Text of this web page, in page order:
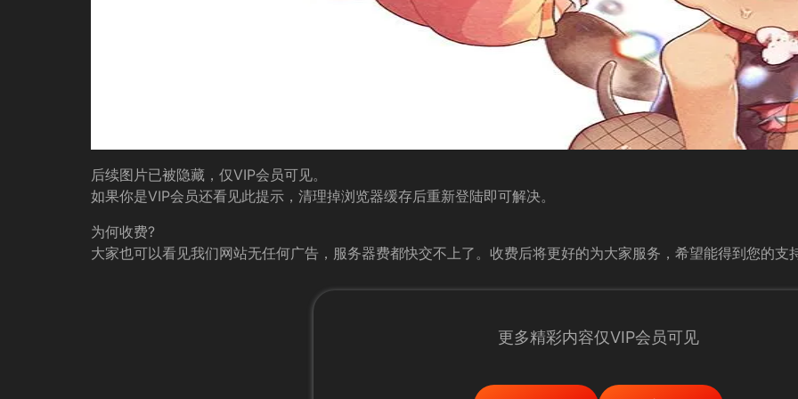
后续图片已被隐藏，仅VIP会员可见。
如果你是VIP会员还看见此提示，清理掉浏览器缓存后重新登陆即可解决。
为何收费?
大家也可以看见我们网站无任何广告，服务器费都快交不上了。收费后将更好的为大家服务，希望能得到您的支
更多精彩内容仅VIP会员可见